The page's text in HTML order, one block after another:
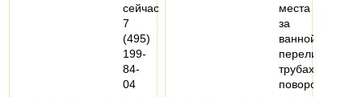
сейчас
7
(495)
199-
84-
04
места
за
переливная
поворотная…